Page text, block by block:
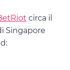
circa il
Singapore